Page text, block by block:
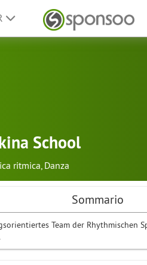
School
ritmica, Danza
Sommario
Team der Rhythmischen